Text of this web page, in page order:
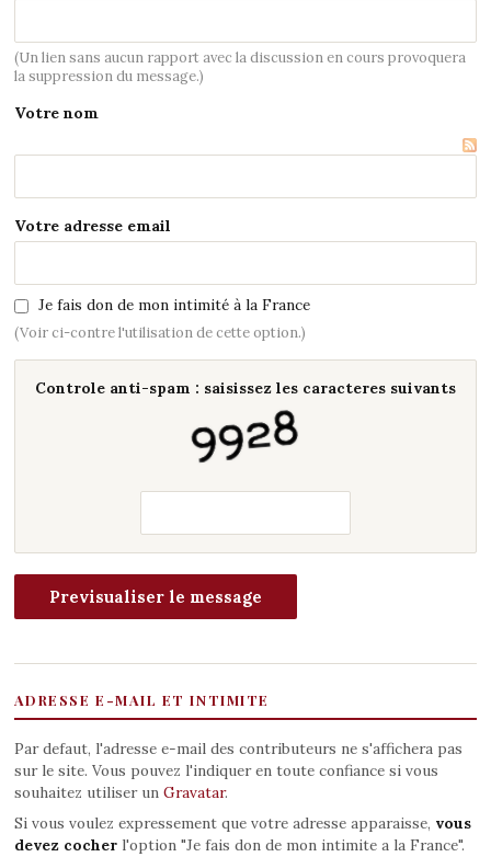
(Un lien sans aucun rapport avec la discussion en cours provoquera
la suppression du message.)
Votre nom
Votre adresse email
Je fais don de mon intimité à la France
(Voir ci-contre l'utilisation de cette option.)
Controle anti-spam : saisissez les caracteres suivants
ADRESSE E-MAIL ET INTIMITE
Par defaut, l'adresse e-mail des contributeurs ne s'affichera pas
sur le site. Vous pouvez l'indiquer en toute confiance si vous
souhaitez utiliser un Gravatar.
Si vous voulez expressement que votre adresse apparaisse, vous
devez cocherl'option "Je fais don de mon intimite a la France".